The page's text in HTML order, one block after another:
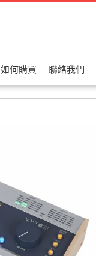
如何購買 聯絡我們